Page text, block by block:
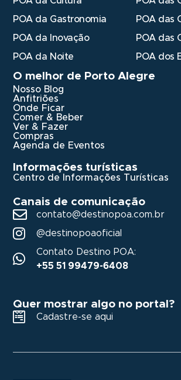
POA da Gastronomia
POA da Inovação
POA da Noite
POA das
POA das
POA dos
O melhor de Porto Alegre
Nosso Blog
Anfitriões
Onde Ficar
Comer & Beber
Ver & Fazer
Compras
Agenda de Eventos
Informações turísticas
Centro de Informações Turísticas
Canais de comunicação
contato@destinopoa.com.br
@destinopoaoficial
Contato Destino POA:
+55 51 99479-6408
Quer mostrar algo no portal?
Cadastre-se aqui